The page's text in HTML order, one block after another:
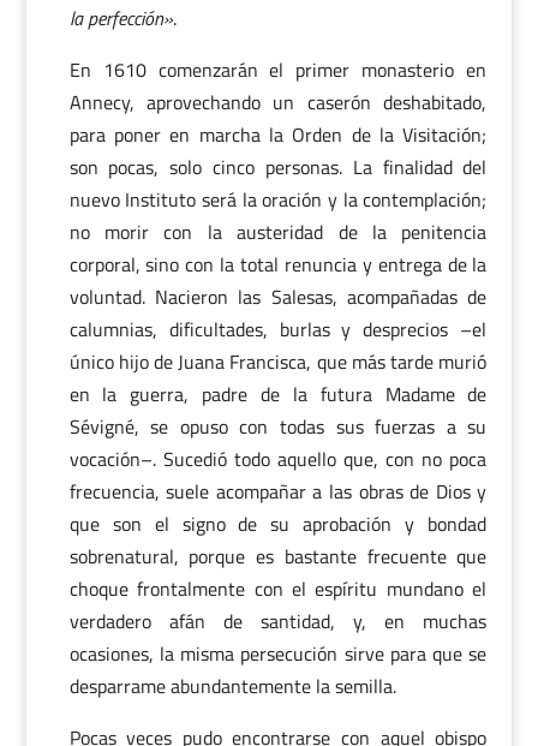
la perfección».
En 1610 comenzarán el primer monasterio en
Annecy, aprovechando un caserón deshabitado,
para poner en marcha la Orden de la Visitación;
son pocas, solo cinco personas. La finalidad del
nuevo Instituto será la oración y la contemplación;
no morir con la austeridad de la penitencia
corporal, sino con la total renuncia y entrega de la
voluntad. Nacieron las Salesas, acompañadas de
calumnias, dificultades, burlas y desprecios –el
único hijo de Juana Francisca, que más tarde murió
en la guerra, padre de la futura Madame de
Sévigné, se opuso con todas sus fuerzas a su
vocación–. Sucedió todo aquello que, con no poca
frecuencia, suele acompañar a las obras de Dios y
que son el signo de su aprobación y bondad
sobrenatural, porque es bastante frecuente que
choque frontalmente con el espíritu mundano el
verdadero afán de santidad, y, en muchas
ocasiones, la misma persecución sirve para que se
desparrame abundantemente la semilla.
Pocas veces pudo encontrarse con aquel obispo